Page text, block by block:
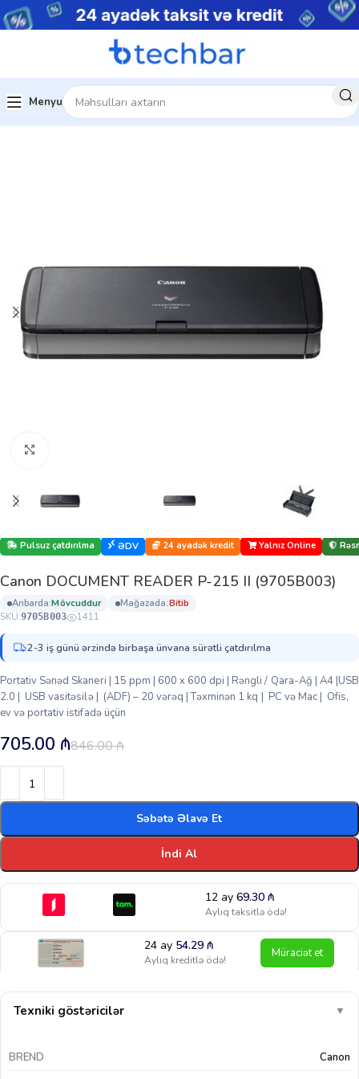
Menyu
Ev Çap avadanlıqları Skanerlər
Pulsuz çatdırılma ƏDV 24 ayadək kredit Yalnız Online
Canon DOCUMENT READER P-215 II (9705B003)
anbarda: mövcuddur mağazada:
bi̇ti̇b
SKU:9705B003 1411
2-3 iş günü ərzində birbaşa ünvana sürətli çatdırılma
Portativ Sənəd Skaneri | 15 ppm | 600 x 600 dpi | Rəngli / Qara-Ağ | A4 |USB
2.0 | USB vasitəsilə | (ADF) – 20 vərəq | Təxminən 1 kq | PC və Mac | Ofis,
ev və portativ istifadə üçün
846.00₼
705.00 ₼
Səbətə Əlavə Et
İndi Al
12 ay 69.30 ₼
Aylıq taksitlə ödə!
24 ay 54.29₼
Aylıq kreditlə ödə! Müraciət et
Texniki göstəricilər ▼
BREND Canon